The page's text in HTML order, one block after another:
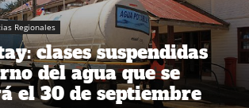
Regionales
clases suspendidas
del agua que se
el 30 de septiembre